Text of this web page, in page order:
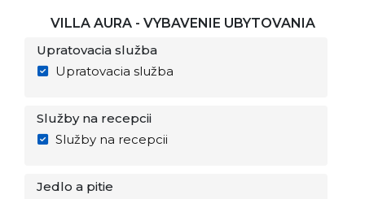
VILLA AURA - VYBAVENIE UBYTOVANIA
Upratovacia služba
Upratovacia služba
Služby na recepcii
Služby na recepcii
Jedlo a pitie